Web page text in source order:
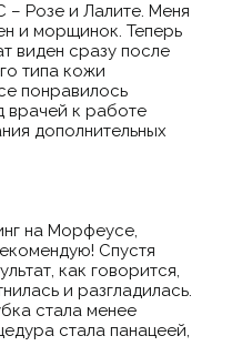
– Розе и Лалите. Меня
и морщинок. Теперь
виден сразу после
типа кожи
понравилось
врачей к работе
дополнительных
на Морфеусе,
Спустя
как говорится,
и разгладилась.
стала менее
стала панацеей,